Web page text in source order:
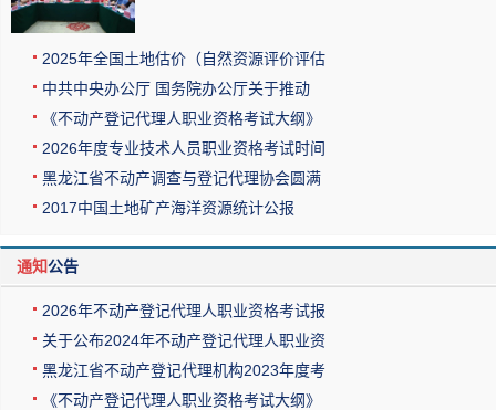
2025年全国土地估价（自然资源评价评估
中共中央办公厅 国务院办公厅关于推动
《不动产登记代理人职业资格考试大纲》
2026年度专业技术人员职业资格考试时间
黑龙江省不动产调查与登记代理协会圆满
2017中国土地矿产海洋资源统计公报
通知公告
2026年不动产登记代理人职业资格考试报
关于公布2024年不动产登记代理人职业资
黑龙江省不动产登记代理机构2023年度考
《不动产登记代理人职业资格考试大纲》